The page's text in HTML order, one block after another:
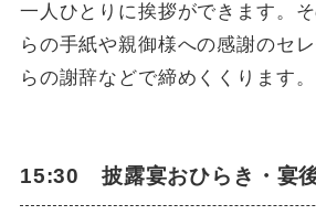
一人ひとりに挨拶ができます。
らの手紙や親御様への感謝のセ
らの謝辞などで締めくくります。
15:30 披露宴おひらき・宴